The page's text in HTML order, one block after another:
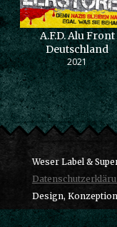
A.F.D. Alu Front
Deutschland
2021
Weser Label &
Design,